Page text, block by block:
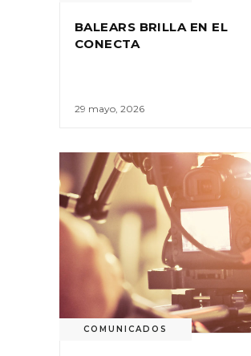
BALEARS BRILLA EN EL
CONECTA
29 mayo, 2026
COMUNICADOS